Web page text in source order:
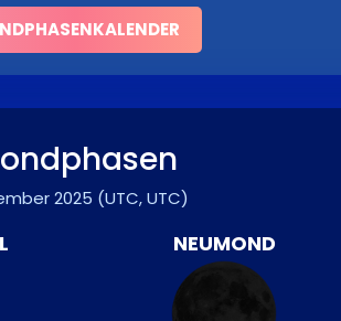
2025 (UTC, UTC)
NEUMOND